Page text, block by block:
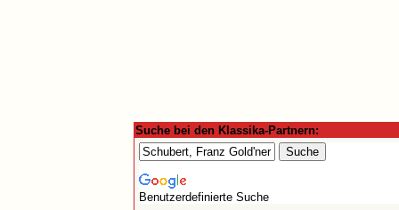
Suche bei den Klassika-Partnern:
Benutzerdefinierte Suche